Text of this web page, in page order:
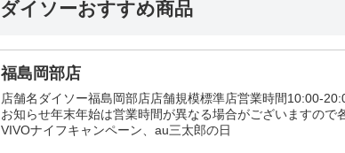
ダイソーおすすめ商品
福島岡部店
店舗名ダイソー福島岡部店店舗規模標準店営業時間10:00-
お知らせ年末年始は営業時間が異なる場合がございますので
VIVOナイフキャンペーン、au三太郎の日